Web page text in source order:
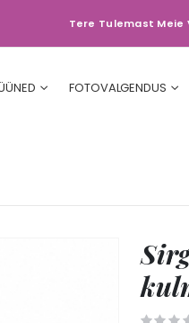
Tere Tulemast Meie
FOTOVALGENDUS